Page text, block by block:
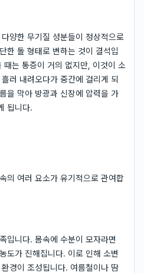
양한 무기질 성분들이 정상적으로
한 돌 형태로 변하는 것이 결석입
때는 통증이 거의 없지만, 이것이 소
러 내려오다가 중간에 걸리게 되
을 막아 방광과 신장에 압력을 가
됩니다.
의 여러 요소가 유기적으로 관여합
입니다. 몸속에 수분이 모자라면
도가 진해집니다. 이로 인해 소변
경이 조성됩니다. 여름철이나 땀